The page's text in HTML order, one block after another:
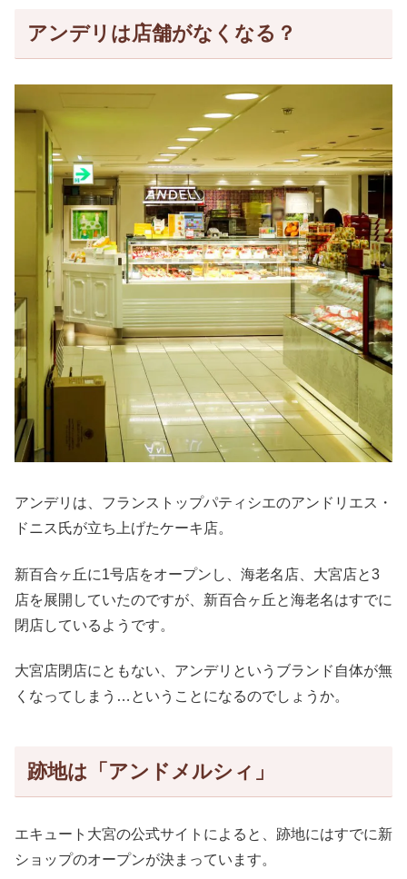
アンデリは店舗がなくなる？
アンデリは、フランストップパティシエのアンドリエス・
ドニス氏が立ち上げたケーキ店。
新百合ヶ丘に1号店をオープンし、海老名店、大宮店と3
店を展開していたのですが、新百合ヶ丘と海老名はすでに
閉店しているようです。
大宮店閉店にともない、アンデリというブランド自体が無
くなってしまう…ということになるのでしょうか。
跡地は「アンドメルシィ」
エキュート大宮の公式サイトによると、跡地にはすでに新
ショップのオープンが決まっています。